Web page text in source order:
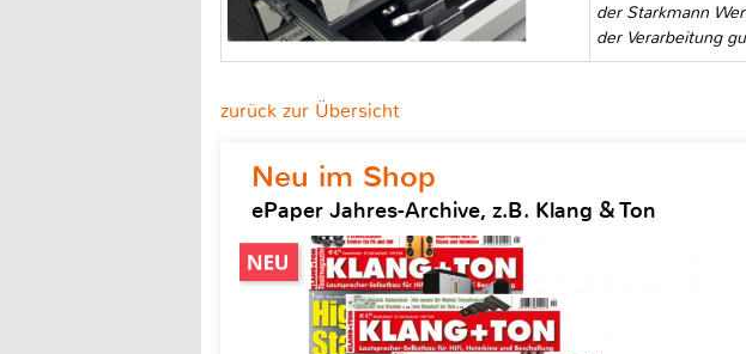
der Starkmann
der Verarbeitung
zurück zur Übersicht
Neu im Shop
ePaper Jahres-Archive, z.B. Klang & Ton